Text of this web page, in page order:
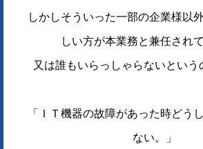
しかしそういった一部の企業様以
しい方が本業務と兼任され
又は誰もいらっしゃらないという
「ＩＴ機器の故障があった時どう
ない。」